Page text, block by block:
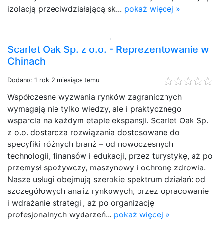
izolacją przeciwdziałającą sk... pokaż więcej »
Scarlet Oak Sp. z o.o. - Reprezentowanie w
Chinach
Dodano: 1 rok 2 miesiące temu
Współczesne wyzwania rynków zagranicznych
wymagają nie tylko wiedzy, ale i praktycznego
wsparcia na każdym etapie ekspansji. Scarlet Oak Sp.
z o.o. dostarcza rozwiązania dostosowane do
specyfiki różnych branż – od nowoczesnych
technologii, finansów i edukacji, przez turystykę, aż po
przemysł spożywczy, maszynowy i ochronę zdrowia.
Nasze usługi obejmują szerokie spektrum działań: od
szczegółowych analiz rynkowych, przez opracowanie
i wdrażanie strategii, aż po organizację
profesjonalnych wydarzeń... pokaż więcej »